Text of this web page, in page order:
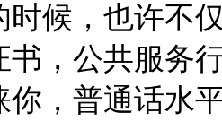
时候，也许不
书，公共服务
你，普通话水